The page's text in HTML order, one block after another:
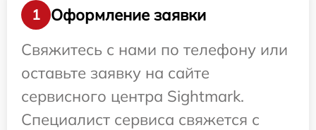
1
Оформление заявки
Свяжитесь с нами по телефону или
оставьте заявку на сайте
сервисного центра Sightmark.
Специалист сервиса свяжется с